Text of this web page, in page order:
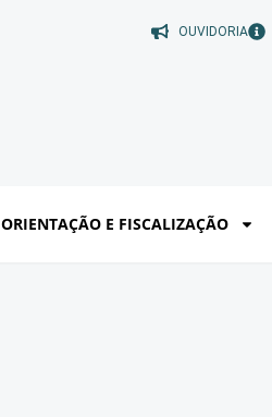
OUVIDORIA
ORIENTAÇÃO E FISCALIZAÇÃO